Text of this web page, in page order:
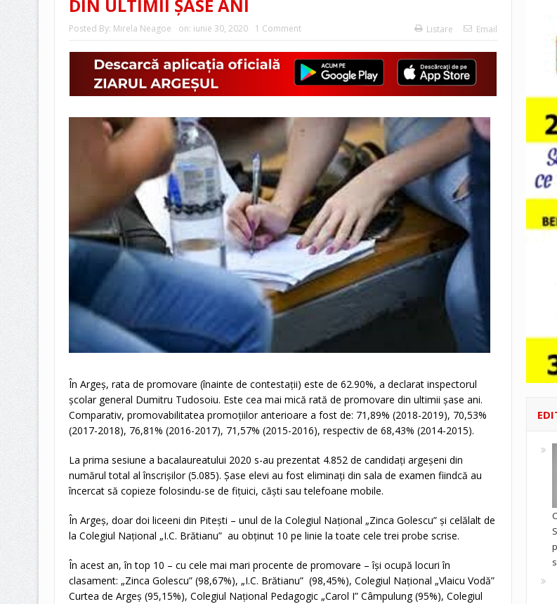
DIN ULTIMII ȘASE ANI
Posted By: Mirela Neagoe on: iunie 30, 2020 1 Comment Listare Email
În Argeș, rata de promovare (înainte de contestații) este de 62.90%, a declarat inspectorul
școlar general Dumitru Tudosoiu. Este cea mai mică rată de promovare din ultimii șase ani.
Comparativ, promovabilitatea promoțiilor anterioare a fost de: 71,89% (2018-2019), 70,53%
(2017-2018), 76,81% (2016-2017), 71,57% (2015-2016), respectiv de 68,43% (2014-2015).
La prima sesiune a bacalaureatului 2020 s-au prezentat 4.852 de candidați argeșeni din
numărul total al înscrișilor (5.085). Șase elevi au fost eliminați din sala de examen fiindcă au
încercat să copieze folosindu-se de fițuici, căști sau telefoane mobile.
În Argeș, doar doi liceeni din Pitești – unul de la Colegiul Național „Zinca Golescu” și celălalt de
la Colegiul Național „I.C. Brătianu” au obținut 10 pe linie la toate cele trei probe scrise.
În acest an, în top 10 – cu cele mai mari procente de promovare – își ocupă locuri în
clasament: „Zinca Golescu” (98,67%), „I.C. Brătianu” (98,45%), Colegiul Național „Vlaicu Vodă”
Curtea de Argeș (95,15%), Colegiul Național Pedagogic „Carol I” Câmpulung (95%), Colegiul